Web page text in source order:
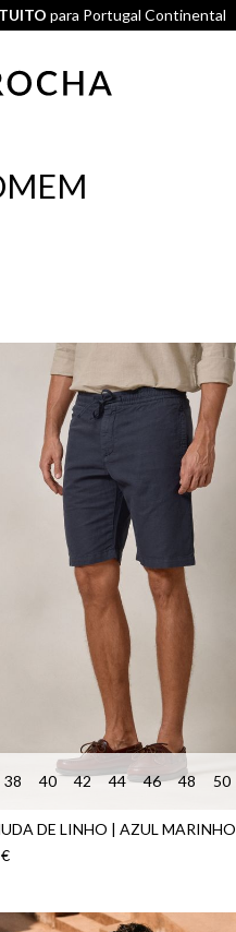
para Portugal Continental
38 40 42 44 46 48 50
DE LINHO | AZUL MARINHO